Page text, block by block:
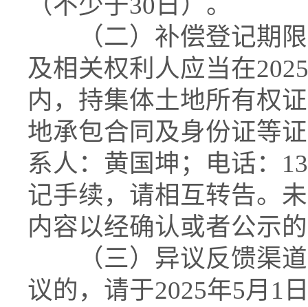
（二）补偿登记期限
及相关权利人应当在
内，持集体土地所有权
地承包合同及身份证等
系人：黄国坤；电话：
记手续，请相互转告。
内容以经确认或者公示
（三）异议反馈渠道
议的，请于2025年5月1